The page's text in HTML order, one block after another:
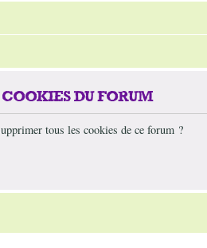
DU FORUM
tous les cookies de ce forum ?